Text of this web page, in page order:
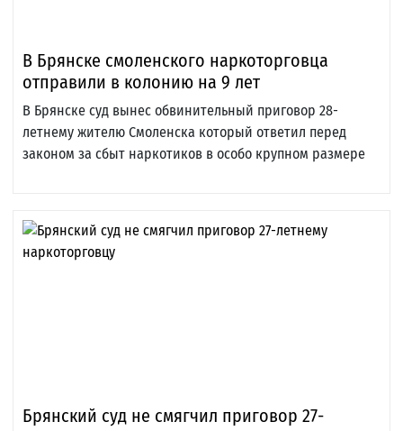
В Брянске смоленского наркоторговца
отправили в колонию на 9 лет
В Брянске суд вынес обвинительный приговор 28-
летнему жителю Смоленска который ответил перед
законом за сбыт наркотиков в особо крупном размере
Брянский суд не смягчил приговор 27-